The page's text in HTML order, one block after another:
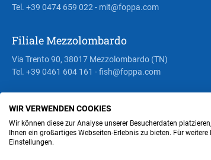
Tel. +39 0474 659 022 - mit@foppa.com
Filiale Mezzolombardo
Via Trento 90, 38017 Mezzolombardo (TN)
Tel. +39 0461 604 161 - fish@foppa.com
Steuer- und MwSt.- Nr.
WIR VERWENDEN COOKIES
Wir können diese zur Analyse unserer Besucherdaten
Ihnen ein großartiges Webseiten-Erlebnis zu bieten. Für
Einstellungen.